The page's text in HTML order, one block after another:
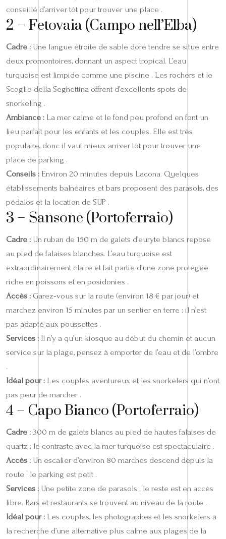
conseillé d’arriver tôt pour trouver une place .
2 – Fetovaia (Campo nell’Elba)
Cadre : Une langue étroite de sable doré tendre se situe entre
deux promontoires, donnant un aspect tropical. L’eau
turquoise est limpide comme une piscine . Les rochers et le
Scoglio della Seghettina offrent d’excellents spots de
snorkeling .
Ambiance : La mer calme et le fond peu profond en font un
lieu parfait pour les enfants et les couples. Elle est très
populaire, donc il vaut mieux arriver tôt pour trouver une
place de parking .
Conseils : Environ 20 minutes depuis Lacona. Quelques
établissements balnéaires et bars proposent des parasols, des
pédalos et la location de SUP .
3 – Sansone (Portoferraio)
Cadre : Un ruban de 150 m de galets d’euryte blancs repose
au pied de falaises blanches. L’eau turquoise est
extraordinairement claire et fait partie d’une zone protégée
riche en poissons et en posidonies .
Accès : Garez‑vous sur la route (environ 18 € par jour) et
marchez environ 15 minutes par un sentier en terre ; il n’est
pas adapté aux poussettes .
Services : Il n’y a qu’un kiosque au début du chemin et aucun
service sur la plage, pensez à emporter de l’eau et de l’ombre
.
Idéal pour : Les couples aventureux et les snorkelers qui n’ont
pas peur de marcher .
4 – Capo Bianco (Portoferraio)
Cadre : 300 m de galets blancs au pied de hautes falaises de
quartz ; le contraste avec la mer turquoise est spectaculaire .
Accès : Un escalier d’environ 80 marches descend depuis la
route ; le parking est petit .
Services : Une petite zone de parasols ; le reste est en accès
libre. Bars et restaurants se trouvent au niveau de la route .
Idéal pour : Les couples, les photographes et les snorkelers à
la recherche d’une alternative plus calme aux plages de la